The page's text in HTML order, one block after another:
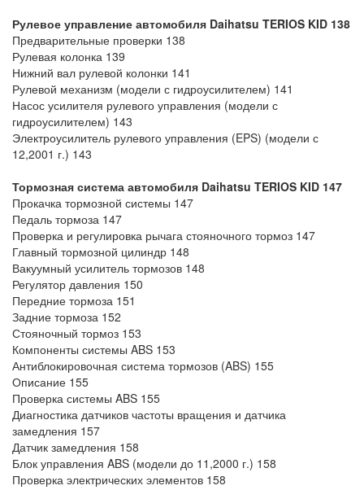
Рулевое управление автомобиля Daihatsu TERIOS KID 138
Предварительные проверки 138
Рулевая колонка 139
Нижний вал рулевой колонки 141
Рулевой механизм (модели с гидроусилителем) 141
Насос усилителя рулевого управления (модели с
гидроусилителем) 143
Электроусилитель рулевого управления (EPS) (модели с
12,2001 г.) 143
Тормозная система автомобиля Daihatsu TERIOS KID 147
Прокачка тормозной системы 147
Педаль тормоза 147
Проверка и регулировка рычага стояночного тормоз 147
Главный тормозной цилиндр 148
Вакуумный усилитель тормозов 148
Регулятор давления 150
Передние тормоза 151
Задние тормоза 152
Стояночный тормоз 153
Компоненты системы ABS 153
Антиблокировочная система тормозов (ABS) 155
Описание 155
Проверка системы ABS 155
Диагностика датчиков частоты вращения и датчика
замедления 157
Датчик замедления 158
Блок управления ABS (модели до 11,2000 г.) 158
Проверка электрических элементов 158